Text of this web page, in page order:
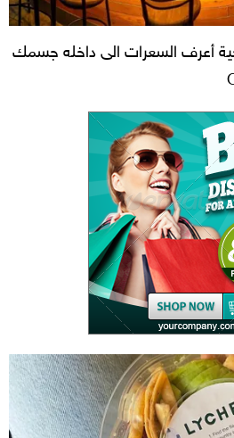
أعرف السعرات الى داخله جسمك